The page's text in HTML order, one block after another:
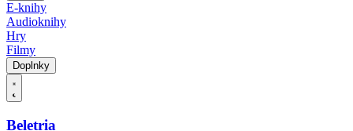
E-knihy
Audioknihy
Hry
Filmy
Doplnky
Beletria